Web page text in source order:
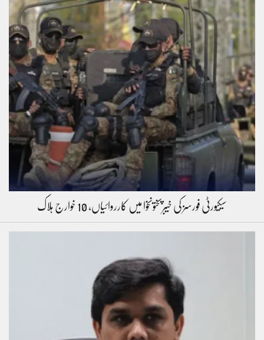
سیکیورٹی فورسز کی خیبرپختونخوا میں کارروائیاں، 10 خوارج ہلاک